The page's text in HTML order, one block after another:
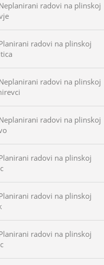
radovi na plinskoj
radovi na plinskoj
radovi na plinskoj
radovi na plinskoj
radovi na plinskoj
radovi na plinskoj
radovi na plinskoj